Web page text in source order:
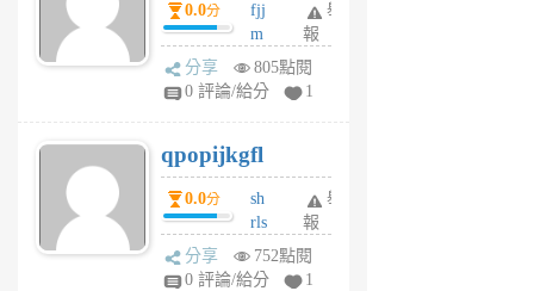
月
前
0.0分
fjj
m
w
rs
6
個
月
前
舉
報
分享
805點閱
0 評論/給分
1
qpopijkgfl
0.0分
sh
rls
k
m
舉
報
分享
752點閱
0 評論/給分
1